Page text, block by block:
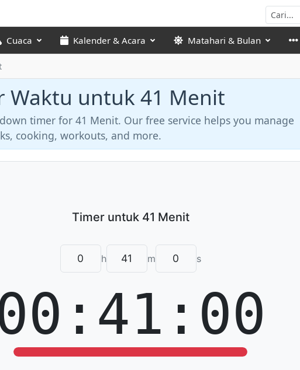
Cuaca Kalender & Acara Matahari & Bulan
Waktu untuk 41 Menit
timer for 41 Menit. Our free service helps you manage
cooking, workouts, and more.
h m s